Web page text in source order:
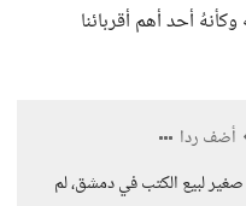
أحد أهم أقربائنا
أضف ردا
لبيع الكتب في دمشق، لم